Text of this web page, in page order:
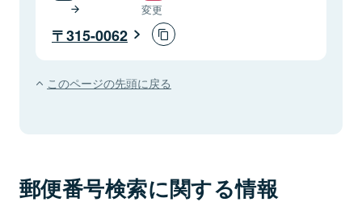
変更
315-0062
このページの先頭に戻る
郵便番号検索に関する情報